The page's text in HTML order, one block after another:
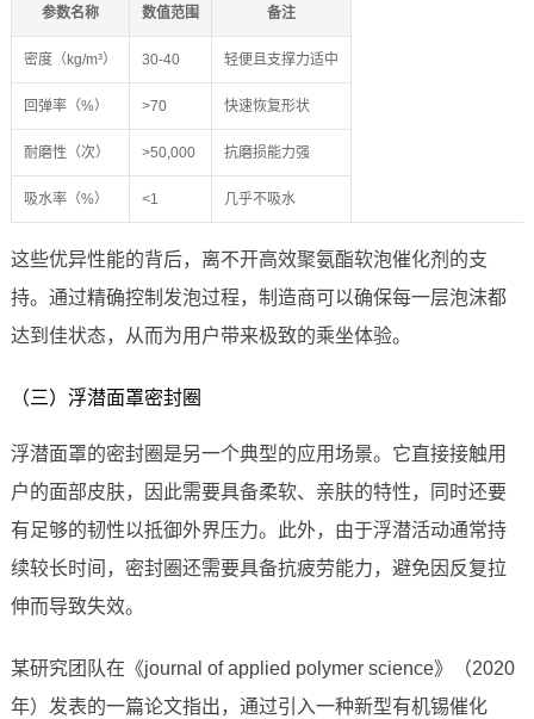
参数名称 数值范围 备注
密度（kg/m³） 30-40 轻便且支撑力适中
回弹率（%） >70 快速恢复形状
耐磨性（次） >50,000 抗磨损能力强
吸水率（%） <1 几乎不吸水
这些优异性能的背后，离不开高效聚氨酯软泡催化剂的支
持。通过精确控制发泡过程，制造商可以确保每一层泡沫都
达到佳状态，从而为用户带来极致的乘坐体验。
（三）浮潜面罩密封圈
浮潜面罩的密封圈是另一个典型的应用场景。它直接接触用
户的面部皮肤，因此需要具备柔软、亲肤的特性，同时还要
有足够的韧性以抵御外界压力。此外，由于浮潜活动通常持
续较长时间，密封圈还需要具备抗疲劳能力，避免因反复拉
伸而导致失效。
某研究团队在《journal of applied polymer science》（2020
年）发表的一篇论文指出，通过引入一种新型有机锡催化